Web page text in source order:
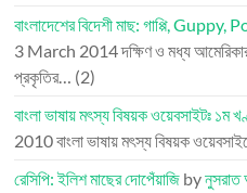
বাংলাদেশের বিদেশী মাছ: গাপ্পি,
3 March 2014দক্ষিণ ও মধ্য
প্রকৃতির… (2)
বাংলা ভাষায় মৎস্য বিষয়ক ওয়েবসাইটঃ ১ম
2010বাংলা ভাষায় মৎস্য বিষয়ক
রেসিপি: ইলিশ মাছের দোপেঁয়াজি by